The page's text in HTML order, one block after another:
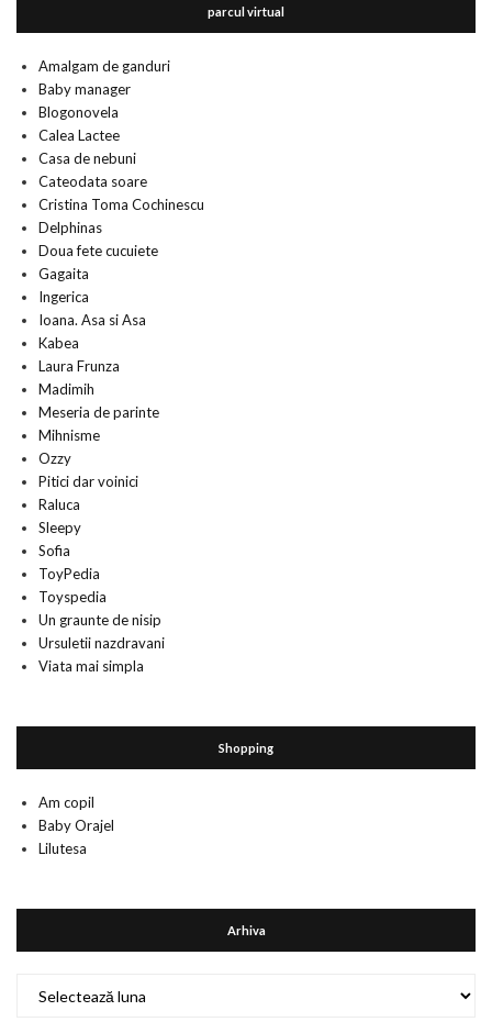
parcul virtual
Amalgam de ganduri
Baby manager
Blogonovela
Calea Lactee
Casa de nebuni
Cateodata soare
Cristina Toma Cochinescu
Delphinas
Doua fete cucuiete
Gagaita
Ingerica
Ioana. Asa si Asa
Kabea
Laura Frunza
Madimih
Meseria de parinte
Mihnisme
Ozzy
Pitici dar voinici
Raluca
Sleepy
Sofia
ToyPedia
Toyspedia
Un graunte de nisip
Ursuletii nazdravani
Viata mai simpla
Shopping
Am copil
Baby Orajel
Lilutesa
Arhiva